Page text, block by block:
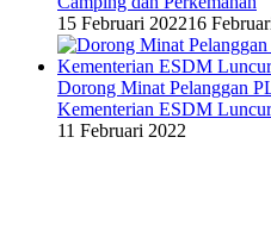
15 Februari 202216
Dorong Minat Pelanggan
Kementerian ESDM
11 Februari 2022